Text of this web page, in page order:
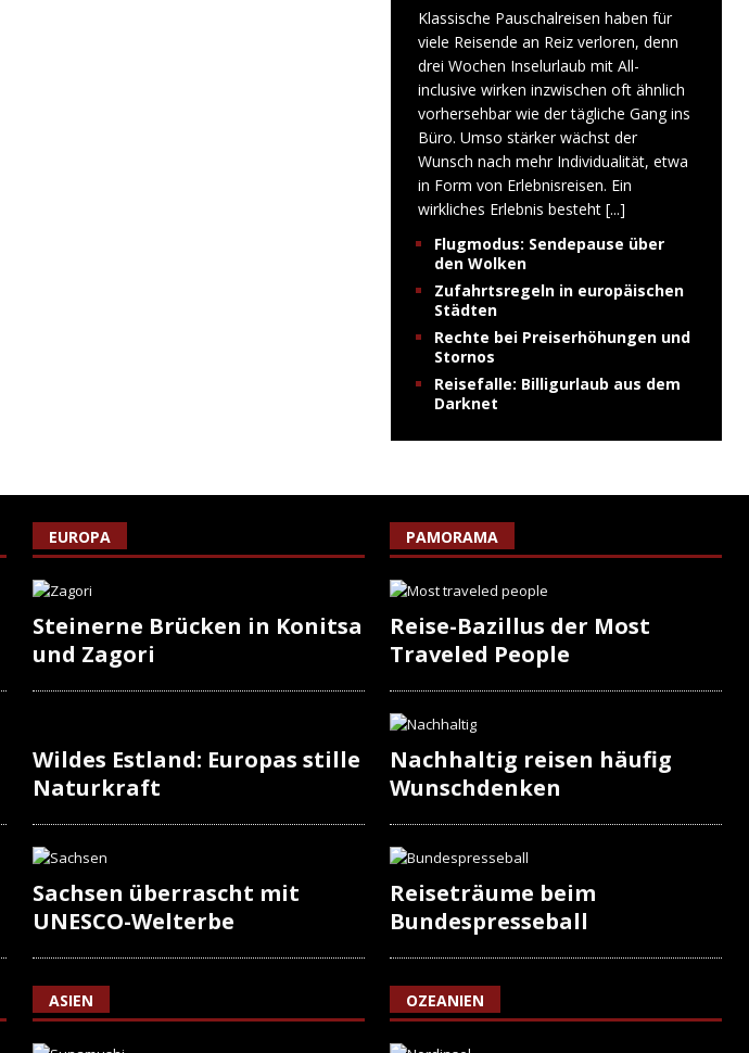
Klassische Pauschalreisen haben für
viele Reisende an Reiz verloren, denn
drei Wochen Inselurlaub mit All-
inclusive wirken inzwischen oft ähnlich
vorhersehbar wie der tägliche Gang ins
Büro. Umso stärker wächst der
Wunsch nach mehr Individualität, etwa
in Form von Erlebnisreisen. Ein
wirkliches Erlebnis besteht [...]
Flugmodus: Sendepause über
den Wolken
Zufahrtsregeln in europäischen
Städten
Rechte bei Preiserhöhungen und
Stornos
Reisefalle: Billigurlaub aus dem
Darknet
EUROPA
Steinerne Brücken in Konitsa
und Zagori
Wildes Estland: Europas stille
Naturkraft
Sachsen überrascht mit
UNESCO-Welterbe
ASIEN
PAMORAMA
Reise-Bazillus der Most
Traveled People
Nachhaltig reisen häufig
Wunschdenken
Reiseträume beim
Bundespresseball
OZEANIEN